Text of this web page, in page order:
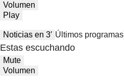
Volumen
Play
Noticias en 3′ Últimos programas
Estas escuchando
Mute
Volumen